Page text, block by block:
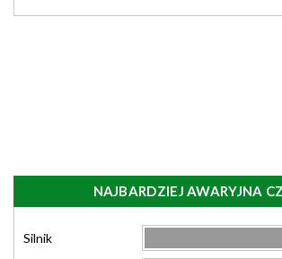
NAJBARDZIEJ AWARYJNA
Silnik